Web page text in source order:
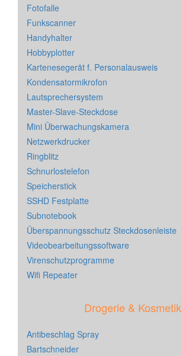
Fotofalle
Funkscanner
Handyhalter
Hobbyplotter
Kartenesegerät f. Personalausweis
Kondensatormikrofon
Lautsprechersystem
Master-Slave-Steckdose
Mini Überwachungskamera
Netzwerkdrucker
Ringblitz
Schnurlostelefon
Speicherstick
SSHD Festplatte
Subnotebook
Überspannungsschutz Steckdosenleiste
Videobearbeitungssoftware
Virenschutzprogramme
Wifi Repeater
Drogerie & Kosmetik
Antibeschlag Spray
Bartschneider